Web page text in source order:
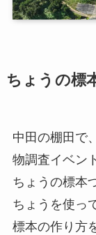
ちょうの標
中田の棚田で
物調査イベン
ちょうの標本
ちょうを使っ
標本の作り方